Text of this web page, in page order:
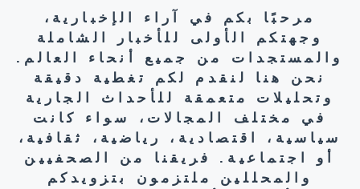
مرحبًا بكم في آراء الإخبارية،
وجهتكم الأولى للأخبار الشاملة
والمستجدات من جميع أنحاء العالم.
نحن هنا لنقدم لكم تغطية دقيقة
وتحليلات متعمقة للأحداث الجارية
في مختلف المجالات، سواء كانت
سياسية، اقتصادية، رياضية، ثقافية،
أو اجتماعية. فريقنا من الصحفيين
والمحللين ملتزمون بتزويدكم